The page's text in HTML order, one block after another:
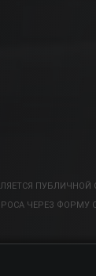
ПУБЛИЧНОЙ
ЧЕРЕЗ ФОРМУ